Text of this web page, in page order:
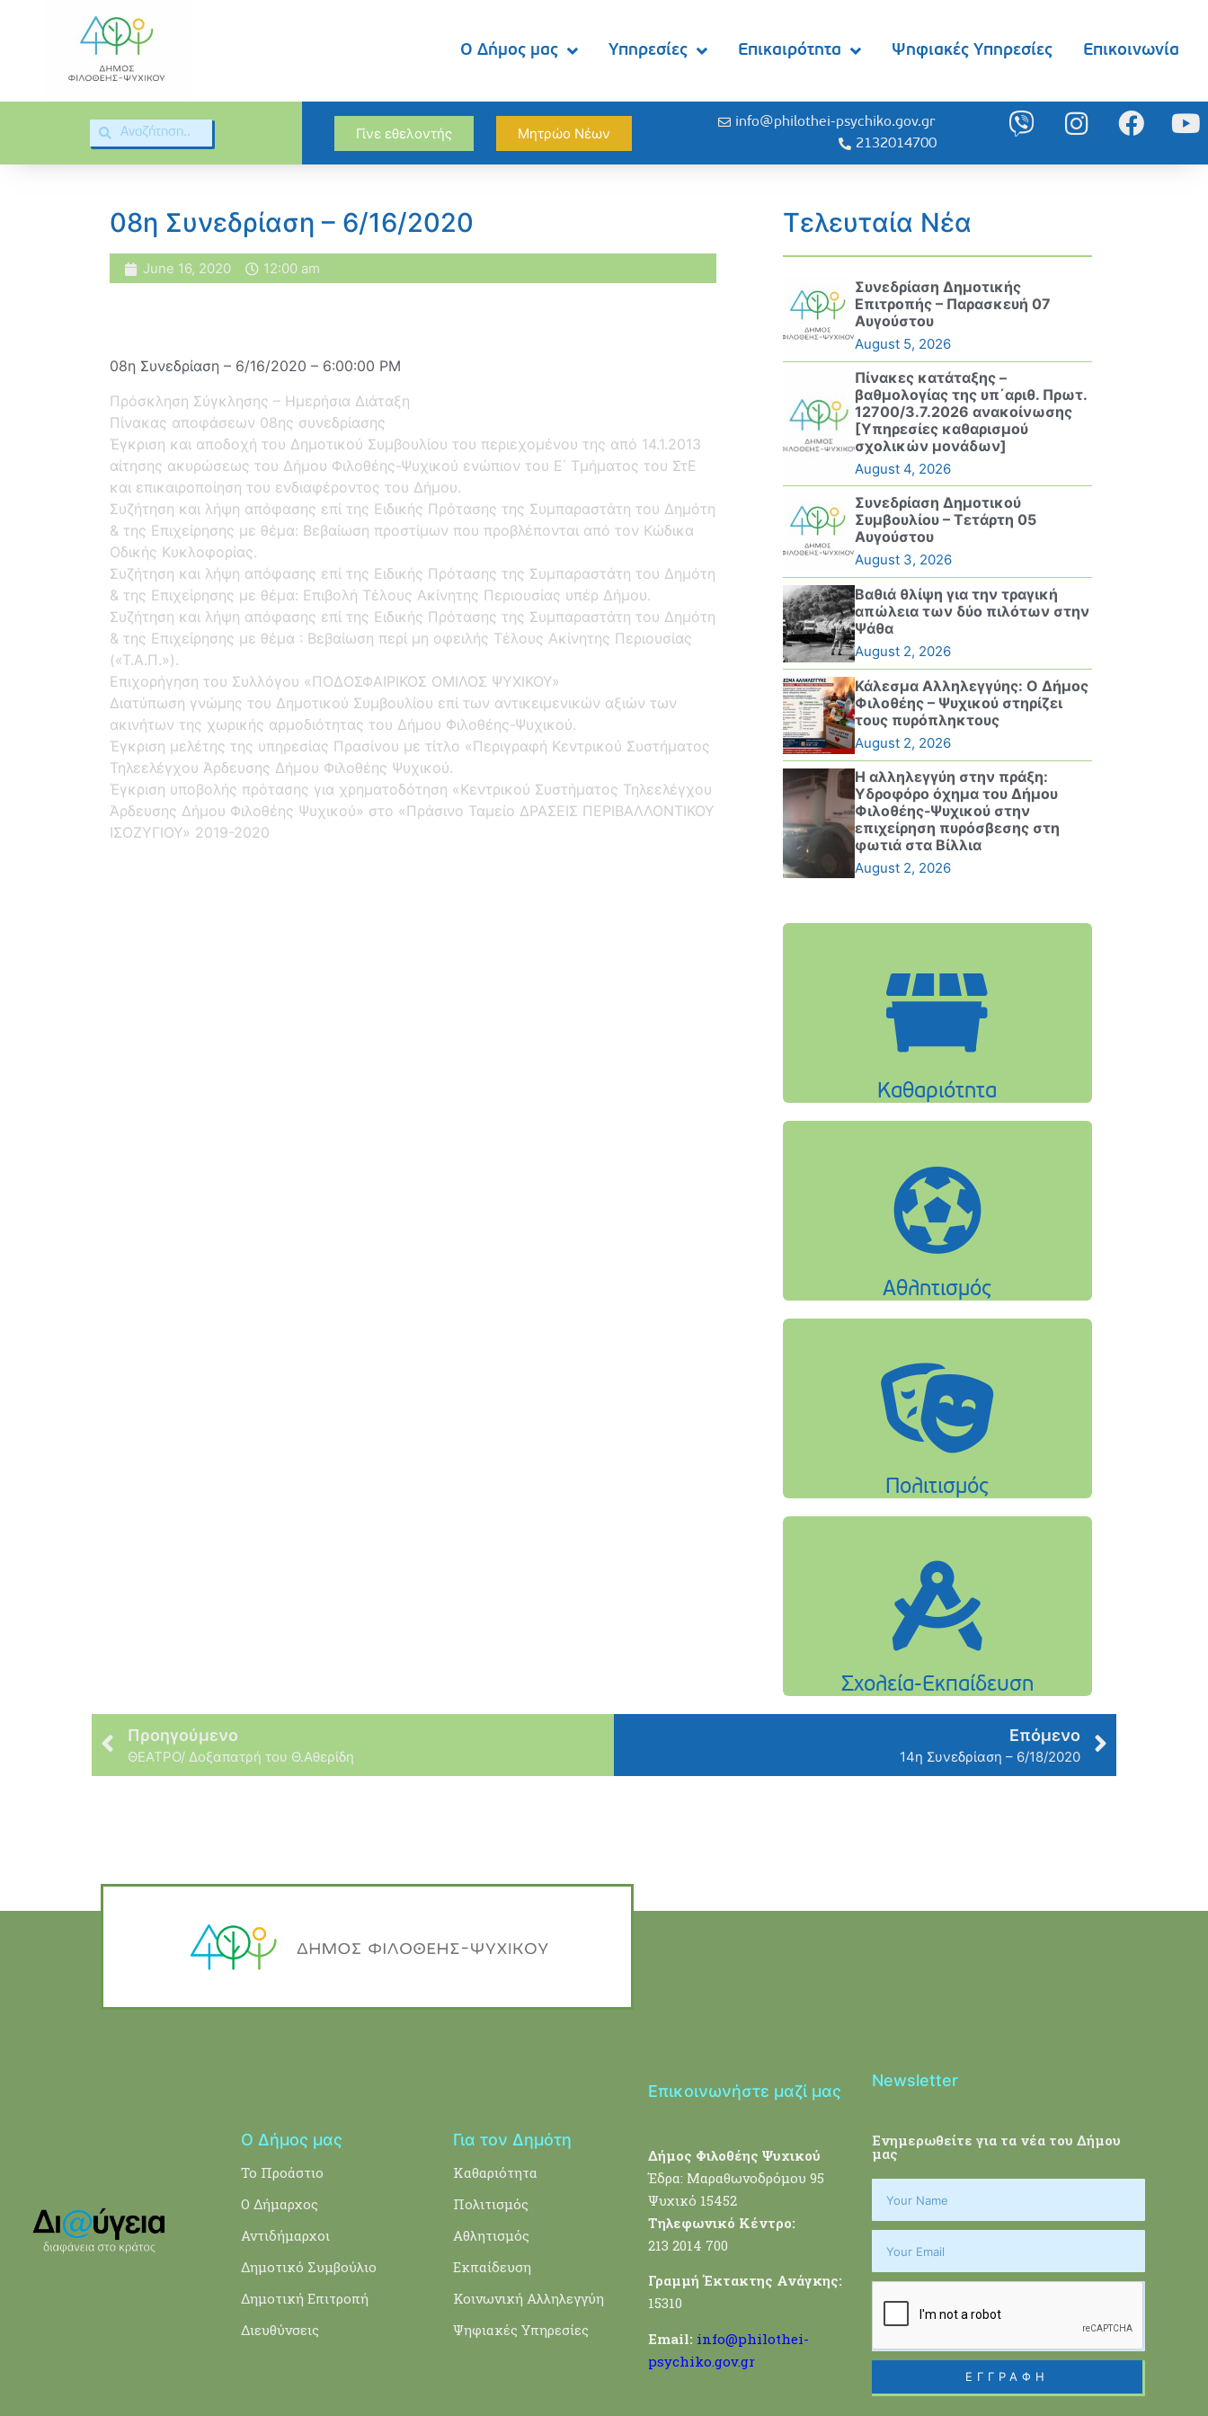
Ο Δήμος μας Υπηρεσίες Επικαιρότητα Ψηφιακές Υπηρεσίες Επικοινωνία
Γίνε εθελοντής Μητρώο Νέων
info@philothei-psychiko.gov.gr
2132014700
08η Συνεδρίαση – 6/16/2020
June 16, 2020 12:00 am
08η Συνεδρίαση – 6/16/2020 – 6:00:00 PM
Πρόσκληση Σύγκλησης – Ημερήσια Διάταξη
Πίνακας αποφάσεων 08ης συνεδρίασης
Έγκριση και αποδοχή του Δημοτικού Συμβουλίου του περιεχομένου της από 14.1.2013
αίτησης ακυρώσεως του Δήμου Φιλοθέης-Ψυχικού ενώπιον του Ε΄ Τμήματος του ΣτΕ
και επικαιροποίηση του ενδιαφέροντος του Δήμου.
Συζήτηση και λήψη απόφασης επί της Ειδικής Πρότασης της Συμπαραστάτη του Δημότη
& της Επιχείρησης με θέμα: Βεβαίωση προστίμων που προβλέπονται από τον Κώδικα
Οδικής Κυκλοφορίας.
Συζήτηση και λήψη απόφασης επί της Ειδικής Πρότασης της Συμπαραστάτη του Δημότη
& της Επιχείρησης με θέμα: Επιβολή Τέλους Ακίνητης Περιουσίας υπέρ Δήμου.
Συζήτηση και λήψη απόφασης επί της Ειδικής Πρότασης της Συμπαραστάτη του Δημότη
& της Επιχείρησης με θέμα : Βεβαίωση περί μη οφειλής Τέλους Ακίνητης Περιουσίας
(«Τ.Α.Π.»).
Eπιχορήγηση του Συλλόγου «ΠΟΔΟΣΦΑΙΡΙΚΟΣ ΟΜΙΛΟΣ ΨΥΧΙΚΟΥ»
Διατύπωση γνώμης του Δημοτικού Συμβουλίου επί των αντικειμενικών αξιών των
ακινήτων της χωρικής αρμοδιότητας του Δήμου Φιλοθέης-Ψυχικού.
Έγκριση μελέτης της υπηρεσίας Πρασίνου με τίτλο «Περιγραφή Κεντρικού Συστήματος
Τηλεελέγχου Άρδευσης Δήμου Φιλοθέης Ψυχικού.
Έγκριση υποβολής πρότασης για χρηματοδότηση «Κεντρικού Συστήματος Τηλεελέγχου
Άρδευσης Δήμου Φιλοθέης Ψυχικού» στο «Πράσινο Ταμείο ΔΡΑΣΕΙΣ ΠΕΡΙΒΑΛΛΟΝΤΙΚΟΥ
ΙΣΟΖΥΓΙΟΥ» 2019-2020
Τελευταία Νέα
Συνεδρίαση Δημοτικής
Επιτροπής – Παρασκευή 07
Αυγούστου
August 5, 2026
Πίνακες κατάταξης –
βαθμολογίας της υπ΄αριθ. Πρωτ.
12700/3.7.2026 ανακοίνωσης
[Υπηρεσίες καθαρισμού
σχολικών μονάδων]
August 4, 2026
Συνεδρίαση Δημοτικού
Συμβουλίου – Τετάρτη 05
Αυγούστου
August 3, 2026
Βαθιά θλίψη για την τραγική
απώλεια των δύο πιλότων στην
Ψάθα
August 2, 2026
Κάλεσμα Αλληλεγγύης: Ο Δήμος
Φιλοθέης – Ψυχικού στηρίζει
τους πυρόπληκτους
August 2, 2026
Η αλληλεγγύη στην πράξη:
Υδροφόρο όχημα του Δήμου
Φιλοθέης-Ψυχικού στην
επιχείρηση πυρόσβεσης στη
φωτιά στα Βίλλια
August 2, 2026
Προηγούμενο
ΘΕΑΤΡΟ/ Δοξαπατρή του Θ.Αθερίδη
Επόμενο
14η Συνεδρίαση – 6/18/2020
Ο Δήμος μας
Το Προάστιο
Ο Δήμαρχος
Αντιδήμαρχοι
Δημοτικό Συμβούλιο
Δημοτική Επιτροπή
Διευθύνσεις
Για τον Δημότη
Καθαριότητα
Πολιτισμός
Αθλητισμός
Εκπαίδευση
Κοινωνική Αλληλεγγύη
Ψηφιακές Υπηρεσίες
Επικοινωνήστε μαζί μας
Δήμος Φιλοθέης Ψυχικού
Έδρα: Μαραθωνοδρόμου 95
Ψυχικό 15452
Τηλεφωνικό Κέντρο:
213 2014 700
Γραμμή Έκτακτης Ανάγκης:
15310
Email: info@philothei-
psychiko.gov.gr
Newsletter
Ενημερωθείτε για τα νέα του Δήμου
μας
ΕΓΓΡΑΦΗ